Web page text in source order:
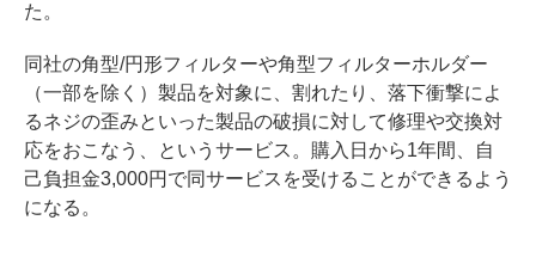
た。
同社の角型/円形フィルターや角型フィルターホルダー
（一部を除く）製品を対象に、割れたり、落下衝撃によ
るネジの歪みといった製品の破損に対して修理や交換対
応をおこなう、というサービス。購入日から1年間、自
己負担金3,000円で同サービスを受けることができるよう
になる。